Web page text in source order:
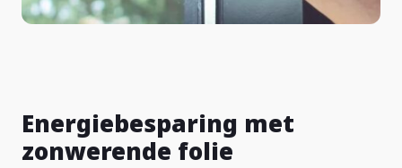
Energiebesparing met
zonwerende folie